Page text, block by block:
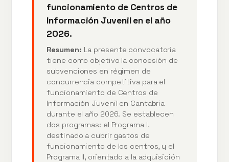
funcionamiento de Centros de
Información Juvenil en el año
2026.
Resumen: La presente convocatoria
tiene como objetivo la concesión de
subvenciones en régimen de
concurrencia competitiva para el
funcionamiento de Centros de
Información Juvenil en Cantabria
durante el año 2026. Se establecen
dos programas: el Programa I,
destinado a cubrir gastos de
funcionamiento de los centros, y el
Programa II, orientado a la adquisición